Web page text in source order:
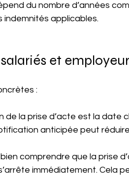
du nombre d’années
applicables.
et
:
de la prise d’acte est la date
anticipée peut
comprendre que la prise
immédiatement. Cela